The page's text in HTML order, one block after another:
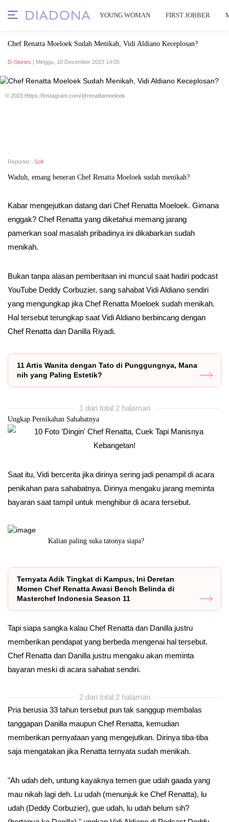
YOUNG WOMAN FIRST JOBBER
Chef Renatta Moeloek Sudah Menikah, Vidi Aldiano Keceplosan?
D-Stories | Minggu, 10 Desember 2023 14:05
© 2023 Https://Instagram.com/@renattamoeloek
Reporter : Sofi
Waduh, emang beneran Chef Renatta Moeloek sudah menikah?
Kabar mengejutkan datang dari Chef Renatta Moeloek. Gimana
enggak? Chef Renatta yang diketahui memang jarang
pamerkan soal masalah pribadinya ini dikabarkan sudah
menikah.
Bukan tanpa alasan pemberitaan ini muncul saat hadiri podcast
YouTube Deddy Corbuzier, sang sahabat Vidi Aldiano sendiri
yang mengungkap jika Chef Renatta Moeloek sudah menikah.
Hal tersebut terungkap saat Vidi Aldiano berbincang dengan
Chef Renatta dan Danilla Riyadi.
11 Artis Wanita dengan Tato di Punggungnya, Mana
nih yang Paling Estetik?
1 dari total 2 halaman
Ungkap Pernikahan Sahabatnya
Saat itu, Vidi bercerita jika dirinya sering jadi penampil di acara
penikahan para sahabatnya. Dirinya mengaku jarang meminta
bayaran saat tampil untuk menghibur di acara tersebut.
Keduanya cukup akrab ya ternyata.
Ternyata Adik Tingkat di Kampus, Ini Deretan
Momen Chef Renatta Awasi Bench Belinda di
Masterchef Indonesia Season 11
Tapi siapa sangka kalau Chef Renatta dan Danilla justru
memberikan pendapat yang berbeda mengenai hal tersebut.
Chef Renatta dan Danilla justru mengaku akan meminta
bayaran meski di acara sahabat sendiri.
2 dari total 2 halaman
Pria berusia 33 tahun tersebut pun tak sanggup membalas
tanggapan Danilla maupun Chef Renatta, kemudian
memberikan pernyataan yang mengejutkan. Dirinya tiba-tiba
saja mengatakan jika Renatta ternyata sudah menikah.
"Ah udah deh, untung kayaknya temen gue udah gaada yang
mau nikah lagi deh. Lu udah (menunjuk ke Chef Renatta), lu
udah (Deddy Corbuzier), gue udah, lu udah belum sih?